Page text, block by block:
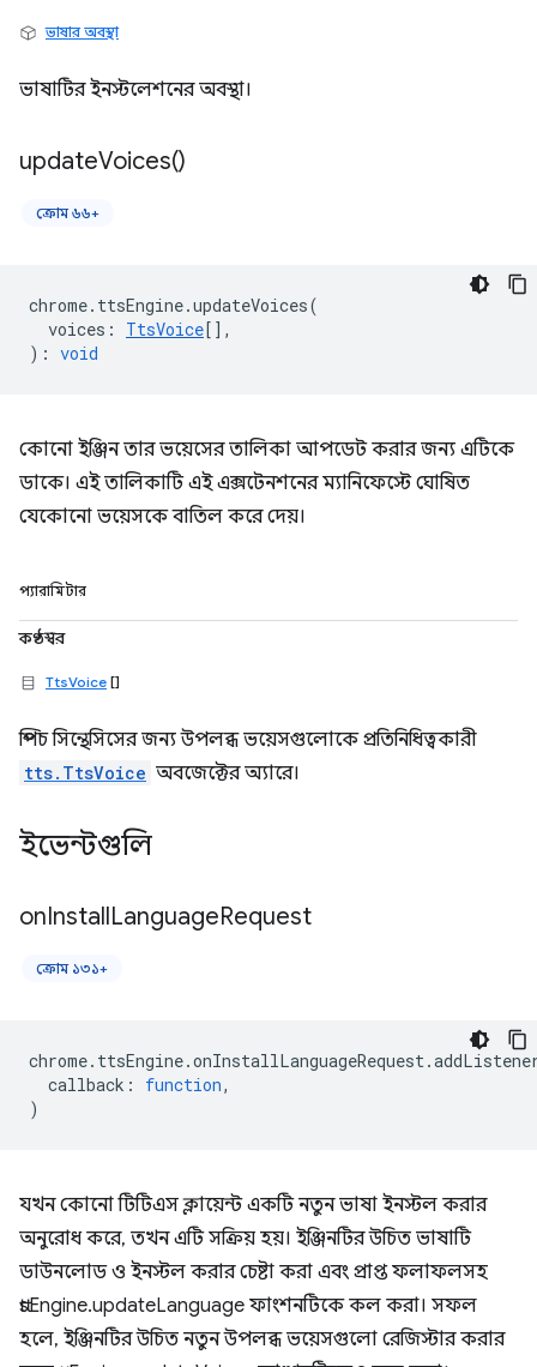
ভাষার অবস্থা
ভাষাটির ইনস্টলেশনের অবস্থা।
updateVoices()
ক্রোম ৬৬+
chrome. ttsEngine.updateVoices(
voices : TtsVoice[],
) : void
কোনো ইঞ্জিন তার ভয়েসের তালিকা আপডেট করার জন্য এটিকে
ডাকে। এই তালিকাটি এই এক্সটেনশনের ম্যানিফেস্টে ঘোষিত
যেকোনো ভয়েসকে বাতিল করে দেয়।
প্যারামিটার
কণ্ঠস্বর
TtsVoice []
স্পিচ সিন্থেসিসের জন্য উপলব্ধ ভয়েসগুলোকে প্রতিনিধিত্বকারী
tts.TtsVoice অবজেক্টের অ্যারে।
ইভেন্টগুলি
onInstallLanguageRequest
ক্রোম ১৩১+
chrome. ttsEngine.onInstallLanguageRequest.
callback : function,
)
যখন কোনো টিটিএস ক্লায়েন্ট একটি নতুন ভাষা ইনস্টল করার
অনুরোধ করে, তখন এটি সক্রিয় হয়। ইঞ্জিনটির উচিত ভাষাটি
ডাউনলোড ও ইনস্টল করার চেষ্টা করা এবং প্রাপ্ত ফলাফলসহ
ttsEngine.updateLanguage ফাংশনটিকে কল করা। সফল
হলে, ইঞ্জিনটির উচিত নতুন উপলব্ধ ভয়েসগুলো রেজিস্টার করার